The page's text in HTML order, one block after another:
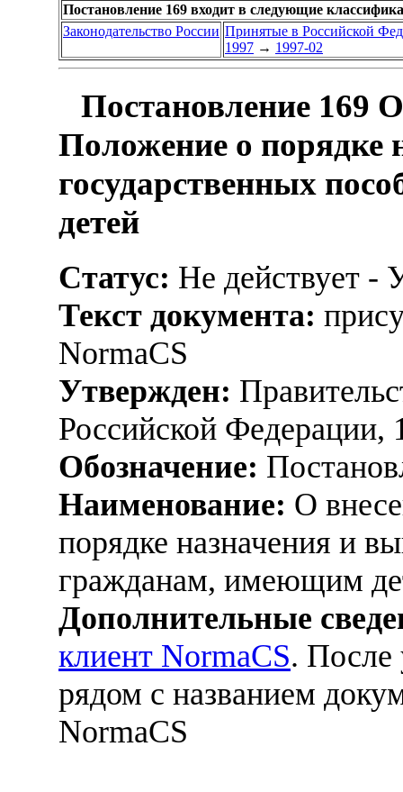
Постановление 169 входит в следующие
Законодательство России Принятые в Российской
1997 → 1997-02
Постановление 169
Положение о порядке
государственных
детей
Статус: Не действует -
Текст документа:
NormaCS
Утвержден:
Российской Федерации,
Обозначение:
Наименование: О
порядке назначения и
гражданам, имеющим
Дополнительные
клиент NormaCS. После
рядом с названием
NormaCS